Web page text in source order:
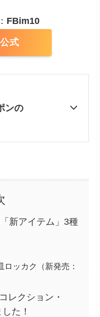
FBim10
式
ンの
新アイテム」3種
ッカク（新発売：
レクション・
た！